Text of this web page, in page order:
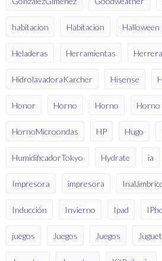
habitacion Habitacion Halloween
Heladeras Herramientas Herrera
HidrolavadoraKarcher Hisense
Honor Horno Horno Horno
HornoMicroondas HP Hugo
HumidificadorTokyo Hydrate ia
Impresora impresora
Inducción Invierno Ipad
juegos Juegos Juegos